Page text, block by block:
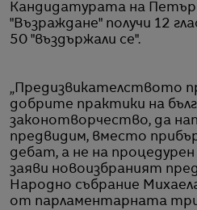
Кандидатурата на
"Възраждане" получи 12
50 "въздържали се".
„Предизвикателството
добрите практики на
законотворчество, да
предвидим, вместо
дебат, а не на процедурен
заяви новоизбраният
Народно събрание
от парламентарната